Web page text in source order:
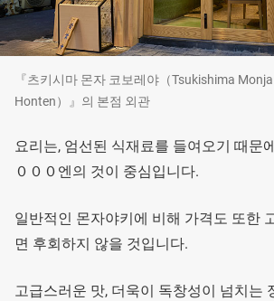
『츠키시마 몬자 코보레야（Tsukishima
Honten）』의 본점 외관
요리는, 엄선된 식재료를 들여오기 때문
０００엔의 것이 중심입니다.
일반적인 몬자야키에 비해 가격도 또한
면 후회하지 않을 것입니다.
고급스러운 맛, 더욱이 독창성이 넘치는